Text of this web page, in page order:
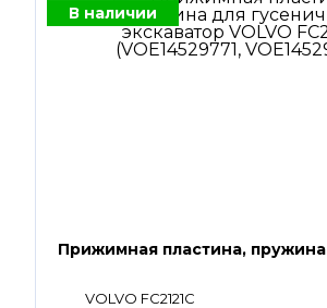
В наличии
Прижимная пластина, пружина
VOLVO FC2121C